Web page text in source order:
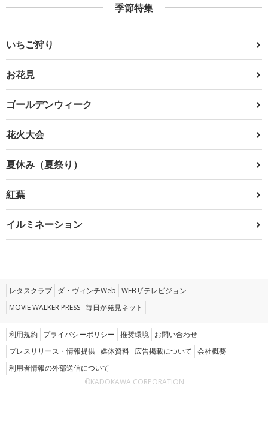
季節特集
いちご狩り
お花見
ゴールデンウィーク
花火大会
夏休み（夏祭り）
紅葉
イルミネーション
レタスクラブ ダ・ヴィンチWeb WEBザテレビジョン
MOVIE WALKER PRESS 毎日が発見ネット
利用規約 プライバシーポリシー 推奨環境 お問い合わせ
プレスリリース・情報提供 媒体資料 広告掲載について 会社概要
利用者情報の外部送信について
©KADOKAWA CORPORATION